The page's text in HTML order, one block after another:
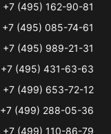
+7 (495) 162-90-81
+7 (495) 085-74-61
+7 (495) 989-21-31
+7 (495) 431-63-63
+7 (499) 653-72-12
+7 (499) 288-05-36
+7 (499) 110-86-79